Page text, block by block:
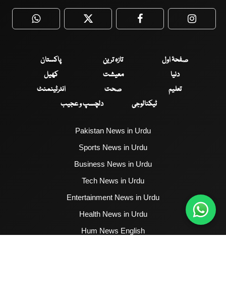
WhatsApp Twitter Facebook
صفحۂ اول تازہ ترین
پاکستان
دنیا
معیشت
کھیل
تعلیم
صحت
انٹرٹینمنٹ
ٹیکنالوجی
دلچسپ و عجیب
Pakistan News in Urdu
Sports News in Urdu
Business News in Urdu
Tech News in Urdu
Entertainment News in Urdu
Health News in Urdu
Hum News English